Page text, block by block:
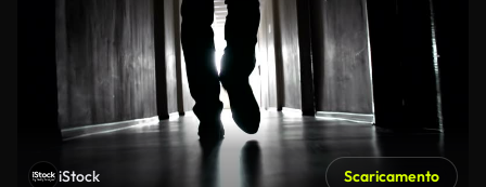
iStock Scaricamento